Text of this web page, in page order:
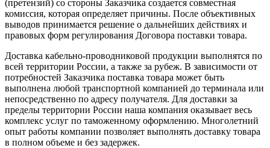
(претензий) со стороны Заказчика создается совместная
комиссия, которая определяет причины. После объективных
выводов принимается решение о дальнейших действиях и
правовых форм регулирования Договора поставки товара.
Доставка кабельно-проводниковой продукции выполнятся по
всей территории России, а также за рубеж. В зависимости от
потребностей Заказчика поставка товара может быть
выполнена любой транспортной компанией до терминала или
непосредственно по адресу получателя. Для доставки за
пределы территории России наша компания оказывает весь
комплекс услуг по таможенному оформлению. Многолетний
опыт работы компании позволяет выполнять доставку товара
в полном объеме и без задержек.